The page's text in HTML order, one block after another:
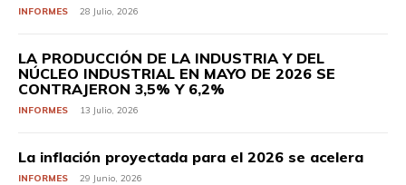
INFORMES 28 Julio, 2026
LA PRODUCCIÓN DE LA INDUSTRIA Y DEL
NÚCLEO INDUSTRIAL EN MAYO DE 2026 SE
CONTRAJERON 3,5% Y 6,2%
INFORMES 13 Julio, 2026
La inflación proyectada para el 2026 se acelera
INFORMES 29 Junio, 2026